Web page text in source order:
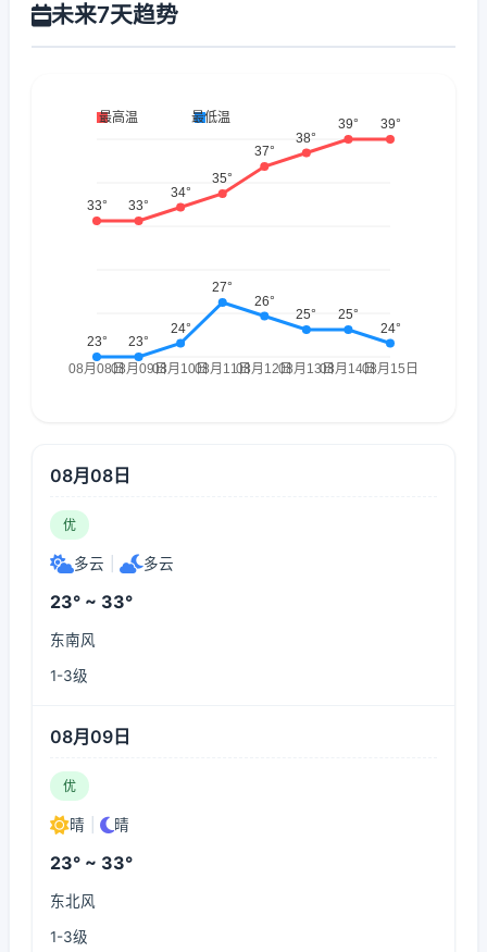
未来7天趋势
08月08日
优
多云 多云
23° ~ 33°
东南风
1-3级
08月09日
优
晴 晴
23° ~ 33°
东北风
1-3级